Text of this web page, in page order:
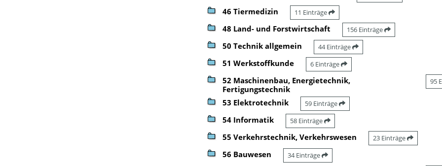
46 Tiermedizin 11 Einträge
48 Land- und Forstwirtschaft 156 Einträge
50 Technik allgemein 44 Einträge
51 Werkstoffkunde 6 Einträge
52 Maschinenbau, Energietechnik,
Fertigungstechnik
95
53 Elektrotechnik 59 Einträge
54 Informatik 58 Einträge
55 Verkehrstechnik, Verkehrswesen 23 Einträge
56 Bauwesen 34 Einträge